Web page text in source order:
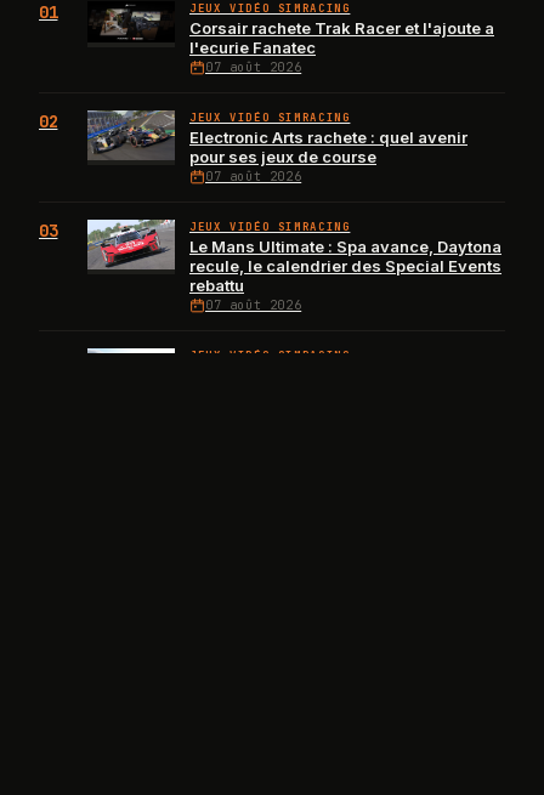
01 JEUX VIDÉO SIMRACING
Corsair rachete Trak Racer et l'ajoute a
l'ecurie Fanatec
07 août 2026
02 JEUX VIDÉO SIMRACING
Electronic Arts rachete : quel avenir
pour ses jeux de course
07 août 2026
03 JEUX VIDÉO SIMRACING
Le Mans Ultimate : Spa avance, Daytona
recule, le calendrier des Special Events
rebattu
07 août 2026
JEUX VIDÉO SIMRACING